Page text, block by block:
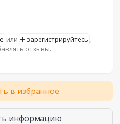
или зарегистрируйтесь ,
отзывы.
в избранное
информацию